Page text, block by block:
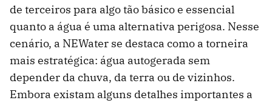
de terceiros para algo tão básico e essencial
quanto a água é uma alternativa perigosa. Nesse
cenário, a NEWater se destaca como a torneira
mais estratégica: água autogerada sem
depender da chuva, da terra ou de vizinhos.
Embora existam alguns detalhes importantes a